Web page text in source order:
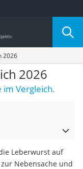
2026
2026
Vergleich.
Leberwurst auf
zur Nebensache und